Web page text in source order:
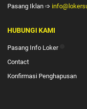
Pasang Iklan ➩
HUBUNGI KAMI
Pasang Info Loker
Contact
Konfirmasi Penghapusan